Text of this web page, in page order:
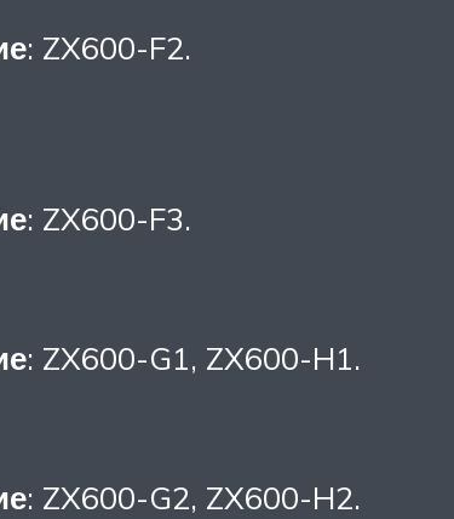
: ZX600-F2.
: ZX600-F3.
: ZX600-G1, ZX600-H1.
: ZX600-G2, ZX600-H2.